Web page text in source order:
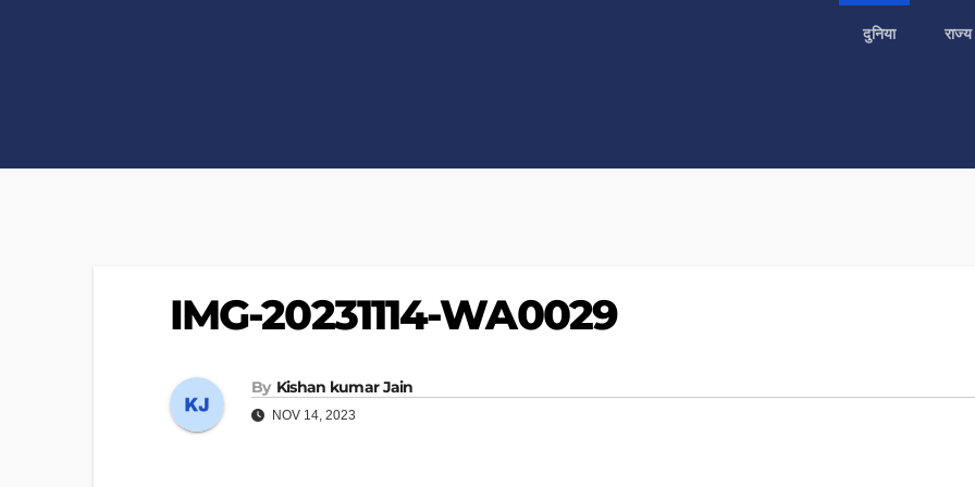
दुनिया राज्य
IMG-20231114-WA0029
By Kishan kumar Jain
NOV 14, 2023